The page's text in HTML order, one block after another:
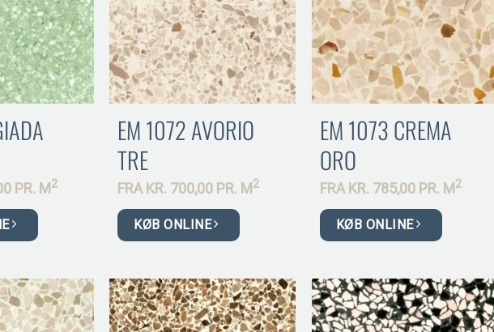
PR. M 2
EM 1072 AVORIO
TRE
FRA KR. 700,00 PR. M 2
KØB ONLINE
EM 1073 CREMA
ORO
FRA KR. 785,00 PR. M 2
KØB ONLINE